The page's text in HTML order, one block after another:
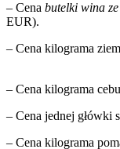
– Cena butelki wina
EUR).
– Cena kilograma
– Cena kilograma
– Cena jednej główki
– Cena kilograma